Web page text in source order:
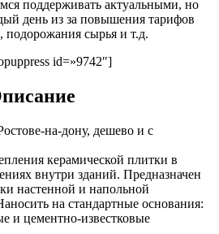
поддерживать актуальными, но
день из за повышения тарифов
сырья и т.д.
id=»9742″]
на-дону, дешево и с
керамической плитки в
внутри зданий. Предназначен
настенной и напольной
на стандартные основания:
и цементно-известковые